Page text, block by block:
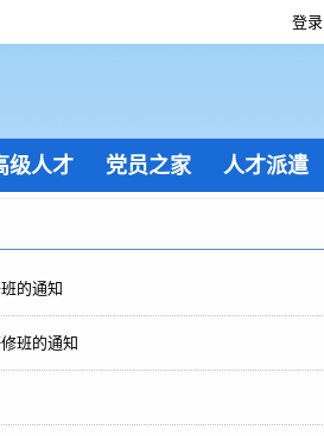
登录
级人才 党员之家 人才派遣
的通知
班的通知